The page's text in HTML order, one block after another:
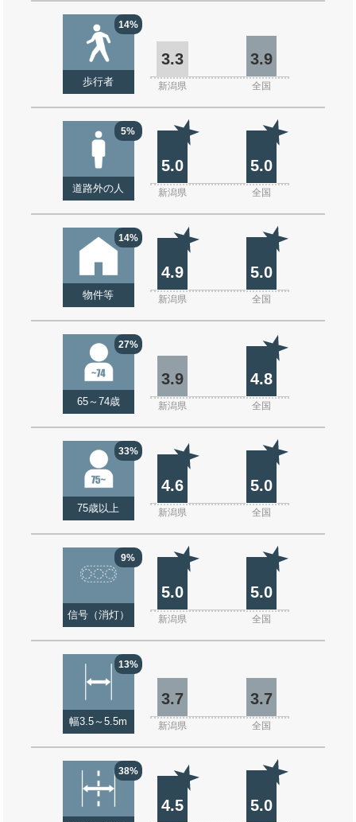
14%
歩行者
3.3 3.9
新潟県 全国
5%
道路外の人
5.0 5.0
新潟県 全国
14%
物件等
4.9 5.0
新潟県 全国
27%
65～74歳
3.9 4.8
新潟県 全国
33%
75歳以上
4.6 5.0
新潟県 全国
9%
信号（消灯）
5.0 5.0
新潟県 全国
13%
幅3.5～5.5m
3.7 3.7
新潟県 全国
38%
4.5 5.0